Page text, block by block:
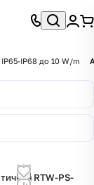
IP68 до 10 W/m
RTW-PS-